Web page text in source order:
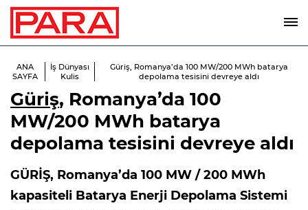
ANA
SAYFA
İş Dünyası
Kulis
Güriş, Romanya’da 100 MW/200 MWh batarya
depolama tesisini devreye aldı
Güriş, Romanya’da 100
MW/200 MWh batarya
depolama tesisini devreye aldı
GÜRİŞ, Romanya’da 100 MW / 200 MWh
kapasiteli Batarya Enerji Depolama Sistemi